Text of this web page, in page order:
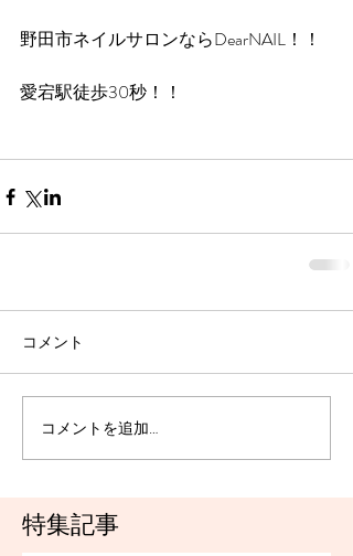
特集記事
野田市ネイルサロンならDearNAIL！！
愛宕駅徒歩30秒！！
コメント
コメントを追加…